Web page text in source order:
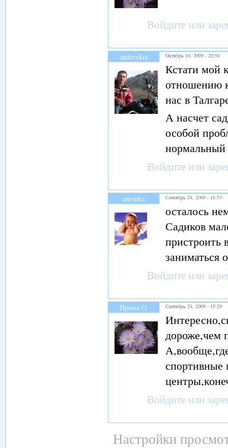
Войдите или
andreykin Октябрь 10, 2009 - 20:54
Кстати мой
отношению
нас в
А насчет
особой
нормальный
Войдите или
anyutka Сентябрь 24, 2009 - 18:53
осталось
Садиков
пристроить
заниматься
Войдите или
Ирина О. Сентябрь 24, 2009 - 15:29
дороже,чем
Войдите или
Настройки